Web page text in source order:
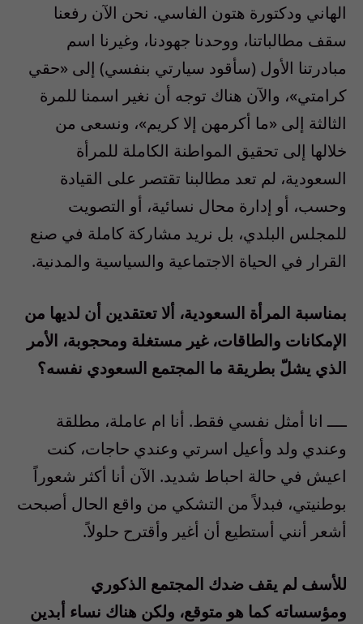
الهاني ودكتورة هتون الفاسي. نحن الآن رفعنا
سقف مطالباتنا، ووحدنا جهودنا، وغيرنا اسم
مبادرتنا الأول (سأقود سيارتي بنفسي) إلى «حقي
كرامتي»، والآن هناك توجه أن نغير اسمنا للمرة
الثالثة إلى «ما أكرمهن إلا كريم»، ونسعى من
خلالها إلى تحقيق المواطنة الكاملة للمرأة
السعودية، لم تعد مطالبنا تقتصر على القيادة
وحسب، أو إدارة محال نسائية، أو التصويت
للمجلس البلدي، بل نريد مشاركة كاملة في صنع
القرار في الحياة الاجتماعية والسياسية والمدنية.
بمناسبة المرأة السعودية، ألا تعتقدين أن لديها من
الإمكانات والطاقات، غير مستغلة ومحجوبة، الأمر
الذي يشلّ بطريقة ما المجتمع السعودي نفسه؟
ــــ انا أمثل نفسي فقط. أنا ام عاملة، مطلقة
وعندي ولد وأعيل اسرتي وعندي حاجات، كنت
اعيش في حالة احباط شديد. الآن أنا أكثر شعوراً
بوطنيتي، فبدلاً من التشكي من واقع الحال أصبحت
أشعر أنني أستطيع أن أغير وأقترح حلولاً.
للأسف لم يقف ضدك المجتمع الذكوري
ومؤسساته كما هو متوقع، ولكن هناك نساء أبدين